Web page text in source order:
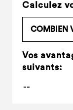
Calculez
Vos
suivants: